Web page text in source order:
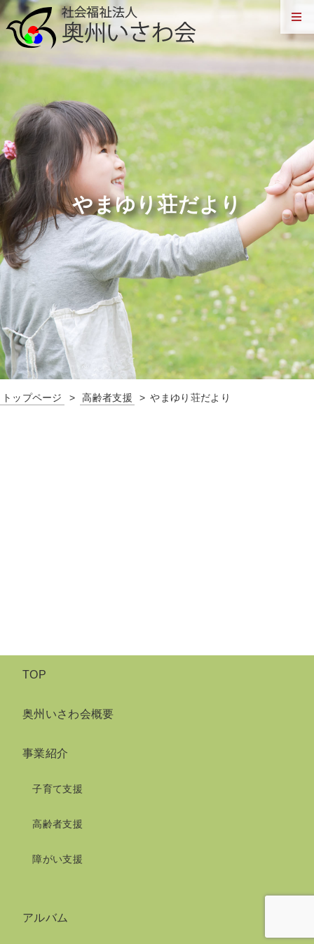
やまゆり荘だより
トップページ 高齢者支援 やまゆり荘だより
TOP
奥州いさわ会概要
事業紹介
子育て支援
高齢者支援
障がい支援
アルバム